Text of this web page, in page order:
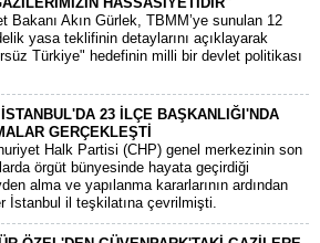
Bakanı Akın Gürlek, TBMM’ye sunulan 12
yasa teklifinin detaylarını açıklayarak
Türkiye" hedefinin milli bir devlet politikası
23 İLÇE BAŞKANLIĞI'NDA
GERÇEKLEŞTİ
Halk Partisi (CHP) genel merkezinin son
örgüt bünyesinde hayata geçirdiği
alma ve yapılanma kararlarının ardından
İstanbul il teşkilatına çevrilmişti.